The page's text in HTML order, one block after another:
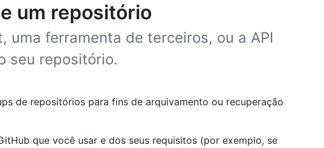
um repositório
uma ferramenta de terceiros, ou a API
seu repositório.
de repositórios para fins de arquivamento ou recuperação
que você usar e dos seus requisitos (por exemplo, se